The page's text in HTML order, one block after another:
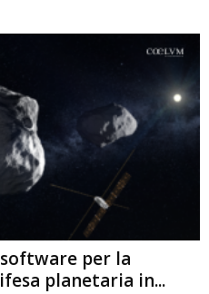
per la
planetaria in...